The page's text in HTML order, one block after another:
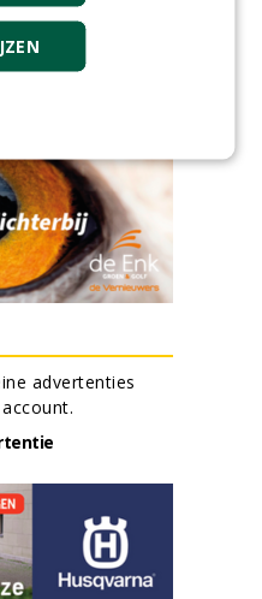
(32-40 uur per
SmitsRinsma
en op project locatie
Banen
advertenties